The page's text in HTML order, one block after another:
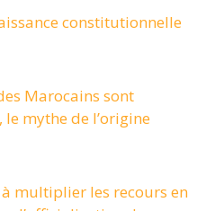
constitutionnelle
Marocains sont
mythe de l’origine
multiplier les recours en